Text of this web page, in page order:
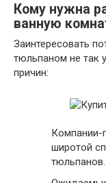
Кому нужна
ванную
Заинтересовать
тюльпаном не так
причин:
Компании-
широтой
тюльпанов.